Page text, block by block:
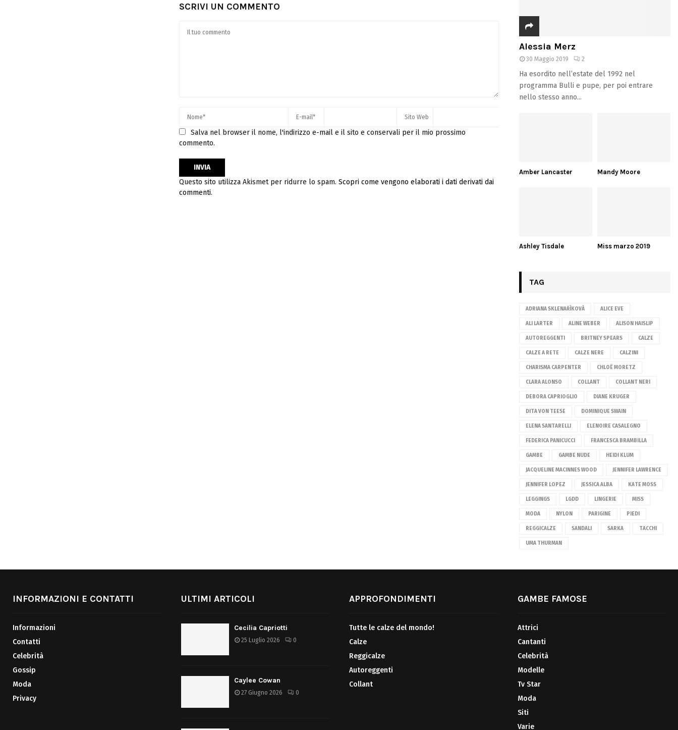
SCRIVI UN COMMENTO
Salva nel browser il nome, l'indirizzo e-mail e il sito e conservali per il mio prossimo
commento.
Questo sito utilizza Akismet per ridurre lo spam. Scopri come vengono elaborati i dati derivati dai
commenti.
Alessia Merz
30 Maggio 2019 2
Ha esordito nell’estate del 1992 nel
programma Bulli e pupe, per poi entrare
nello stesso anno...
Amber Lancaster Mandy Moore
Ashley Tisdale Miss marzo 2019
TAG
ADRIANA SKLENAŘÍKOVÁ ALICE EVE
ALI LARTER ALINE WEBER ALISON HAISLIP
AUTOREGGENTI BRITNEY SPEARS CALZE
CALZE A RETE CALZE NERE CALZINI
CHARISMA CARPENTER CHLOË MORETZ
CLARA ALONSO COLLANT COLLANT NERI
DEBORA CAPRIOGLIO DIANE KRUGER
DITA VON TEESE DOMINIQUE SWAIN
ELENA SANTARELLI ELENOIRE CASALEGNO
FEDERICA PANICUCCI FRANCESCA BRAMBILLA
GAMBE GAMBE NUDE HEIDI KLUM
JACQUELINE MACINNES WOOD JENNIFER LAWRENCE
JENNIFER LOPEZ JESSICA ALBA KATE MOSS
LEGGINGS LGDD LINGERIE MISS
MODA NYLON PARIGINE PIEDI
REGGICALZE SANDALI SARKA TACCHI
UMA THURMAN
INFORMAZIONI E CONTATTI
Informazioni
Contatti
Celebrità
Gossip
Moda
Privacy
ULTIMI ARTICOLI
Cecilia Capriotti
25 Luglio 2026 0
Caylee Cowan
27 Giugno 2026 0
APPROFONDIMENTI
Tutte le calze del mondo!
Calze
Reggicalze
Autoreggenti
Collant
GAMBE FAMOSE
Attrici
Cantanti
Celebrità
Modelle
Tv Star
Moda
Siti
Varie